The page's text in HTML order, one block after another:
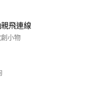
飛連線
小物